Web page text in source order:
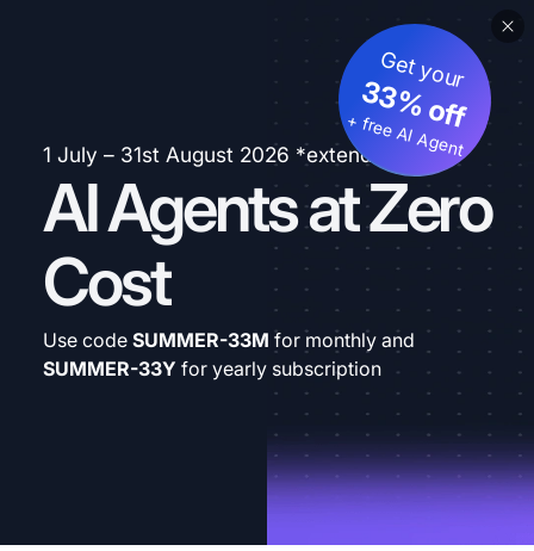
1 July – 31st August 2026 *extended
AI Agents at Zero
Cost
Get your
33% off
+ free AI Agent
Use code SUMMER-33M for monthly and
SUMMER-33Y for yearly subscription